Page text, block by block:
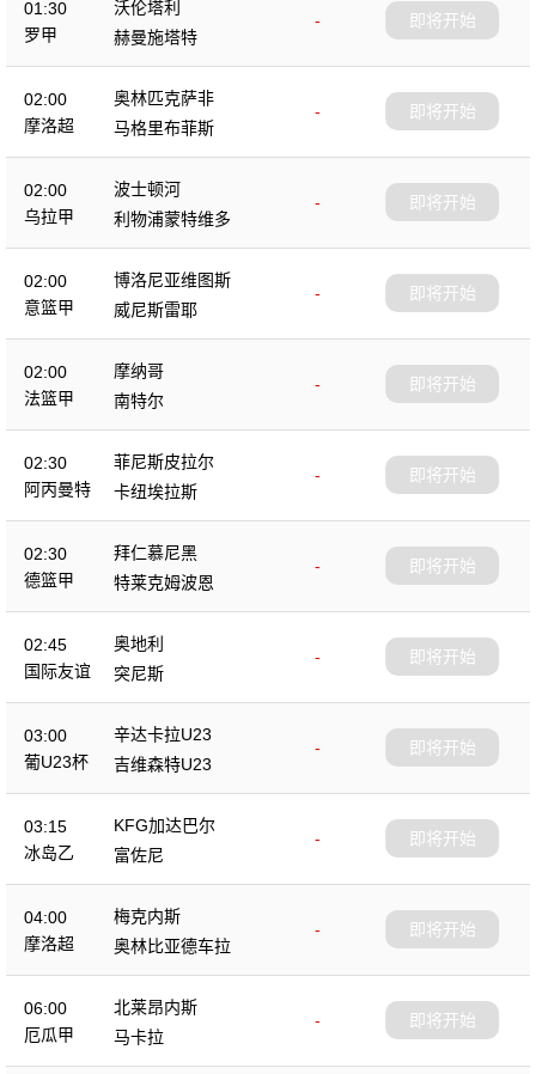
01:30
罗甲
沃伦塔利
-
赫曼施塔特
即将开始
02:00
摩洛超
奥林匹克萨非
-
马格里布菲斯
即将开始
02:00
乌拉甲
波士顿河
-
利物浦蒙特维多
即将开始
02:00
意篮甲
博洛尼亚维图斯
-
威尼斯雷耶
即将开始
02:00
法篮甲
摩纳哥
-
南特尔
即将开始
02:30
阿丙曼特
菲尼斯皮拉尔
-
卡纽埃拉斯
即将开始
02:30
德篮甲
拜仁慕尼黑
-
特莱克姆波恩
即将开始
02:45
国际友谊
奥地利
-
突尼斯
即将开始
03:00
葡U23杯
辛达卡拉U23
-
吉维森特U23
即将开始
03:15
冰岛乙
KFG加达巴尔
-
富佐尼
即将开始
04:00
摩洛超
梅克内斯
-
奥林比亚德车拉
即将开始
06:00
厄瓜甲
北莱昂内斯
-
马卡拉
即将开始